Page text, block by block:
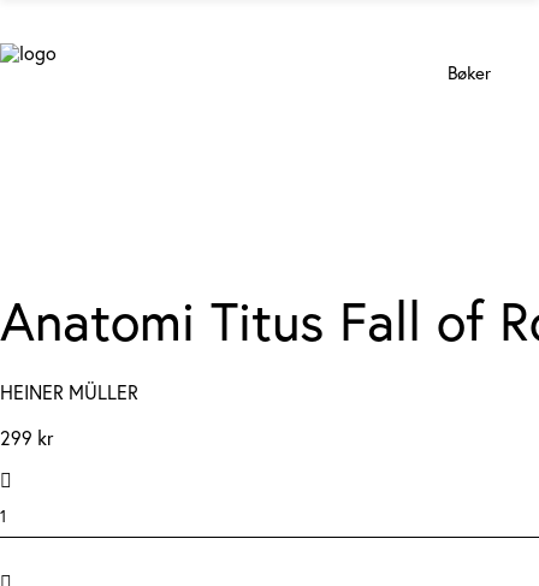
Bøker
Anatomi Titus Fall of
HEINER MÜLLER
299 kr
Anatomi
Titus
Fall
of